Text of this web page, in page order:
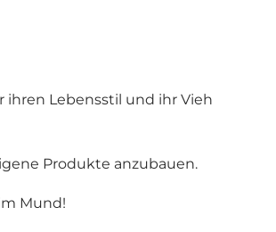
ihren Lebensstil und ihr Vieh
Produkte anzubauen.
Mund!